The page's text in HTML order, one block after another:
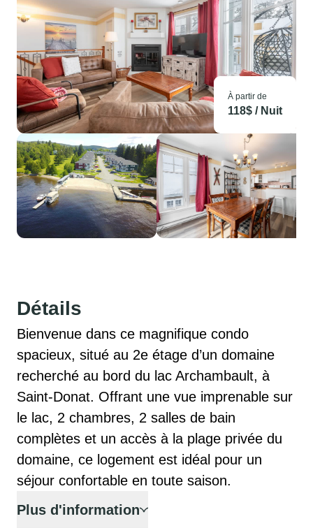
À partir de
118$ / Nuit
Détails
Bienvenue dans ce magnifique condo
spacieux, situé au 2e étage d’un domaine
recherché au bord du lac Archambault, à
Saint-Donat. Offrant une vue imprenable sur
le lac, 2 chambres, 2 salles de bain
complètes et un accès à la plage privée du
domaine, ce logement est idéal pour un
séjour confortable en toute saison.
Plus d'information